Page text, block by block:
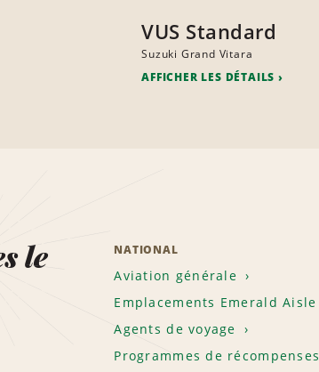
VUS Standard
Suzuki Grand Vitara
AFFICHER LES DÉTAILS
le
NATIONAL
Aviation générale
Emplacements Emerald Aisle
Agents de voyage
Programmes de récompenses